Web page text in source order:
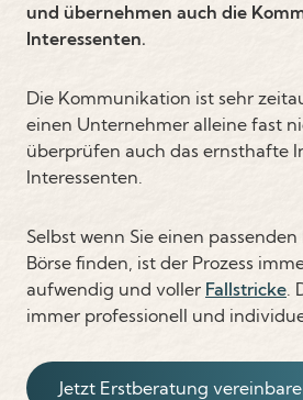
und übernehmen auch die
Interessenten.
Die Kommunikation ist sehr
einen Unternehmer alleine fast
überprüfen auch das ernsthafte
Interessenten.
Selbst wenn Sie einen
Börse finden, ist der Prozess
aufwendig und voller Fallstricke.
immer professionell und
Jetzt Erstberatung